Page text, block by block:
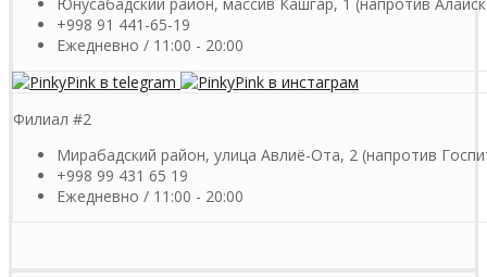
+998 91 441-65-19
Ежедневно / 11:00 - 20:00
Филиал #2
Мирабадский район, улица Авлиё-Ота, 2 (напротив
+998 99 431 65 19
Ежедневно / 11:00 - 20:00